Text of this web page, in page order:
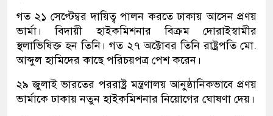
গত ২১ সেপ্টেম্বর দা‌য়িত্ব পালন কর‌তে ঢাকায় আসেন প্রণয়
ভার্মা। বিদায়ী হাইক‌মিশনার বিক্রম দোরাইস্বামীর
স্থলাভিষিক্ত হন তি‌নি। গত ২৭ অক্টোবর তিনি রাষ্ট্রপতি মো.
আব্দুল হামিদের কাছে পরিচয়পত্র পেশ করেন।
২৯ জুলাই ভার‌তের পররাষ্ট্র মন্ত্রণালয় আনুষ্ঠানিকভাবে প্রণয়
ভার্মাকে ঢাকায় নতুন হাইক‌মিশনা‌র নিয়োগের ঘোষণা দেয়।